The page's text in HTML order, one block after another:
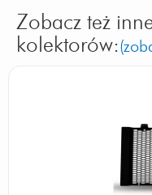
Zobacz też
kolektorów: